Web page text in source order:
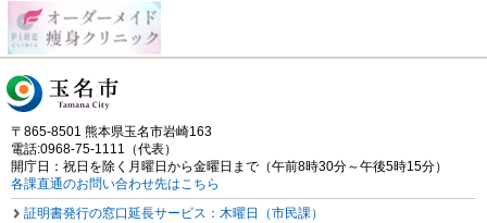
〒865-8501 熊本県玉名市岩崎163
電話:0968-75-1111（代表）
開庁日：祝日を除く月曜日から金曜日まで（午前8時30分～午後5時15分）
各課直通のお問い合わせ先はこちら
証明書発行の窓口延長サービス：木曜日（市民課）